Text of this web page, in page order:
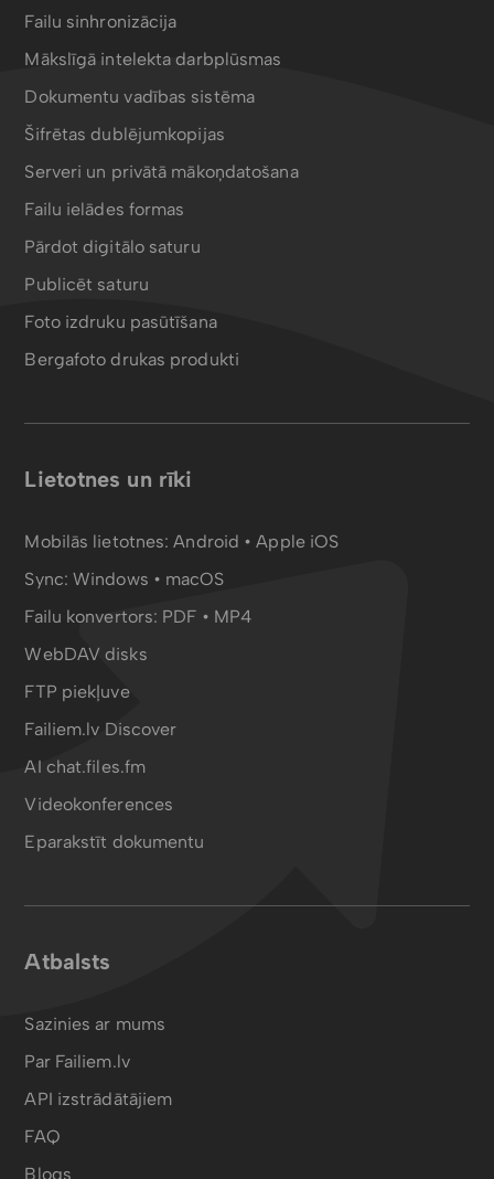
Failu sinhronizācija
Mākslīgā intelekta darbplūsmas
Dokumentu vadības sistēma
Šifrētas dublējumkopijas
Serveri un privātā mākoņdatošana
Failu ielādes formas
Pārdot digitālo saturu
Publicēt saturu
Foto izdruku pasūtīšana
Bergafoto drukas produkti
Lietotnes un rīki
Mobilās lietotnes:Android •Apple iOS
Sync:Windows • macOS
Failu konvertors: PDF • MP4
WebDAV disks
FTP piekļuve
Failiem.lv Discover
AI chat.files.fm
Videokonferences
Eparakstīt dokumentu
Atbalsts
Sazinies ar mums
Par Failiem.lv
API izstrādātājiem
FAQ
Blogs